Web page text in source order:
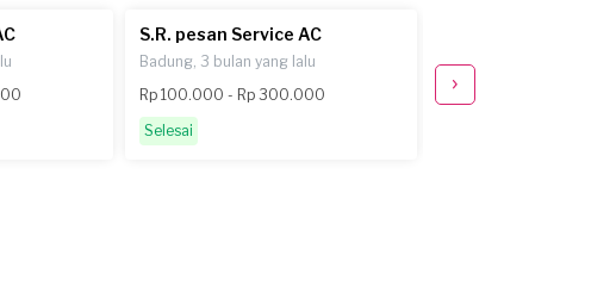
S.R. pesan Service AC
Badung, 3 bulan yang lalu
Rp 100.000 - Rp 300.000
Selesai
Badung, 3 bulan yang
Rp 300.000 - Rp